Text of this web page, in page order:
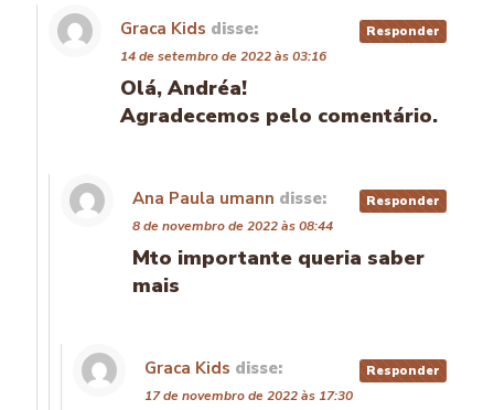
Graca Kids disse:
14 de setembro de 2022 às 03:16
Olá, Andréa!
Agradecemos pelo comentário.
Responder
Ana Paula umann disse:
8 de novembro de 2022 às 08:44
Mto importante queria saber
mais
Responder
Graca Kids disse:
17 de novembro de 2022 às 17:30
Responder